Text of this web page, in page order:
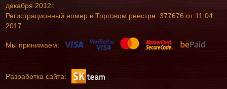
декабря 2012г.
Регистрационный номер в Торговом реестре: 377676 от 11 04
2017
Мы принимаем:
Разработка сайта: